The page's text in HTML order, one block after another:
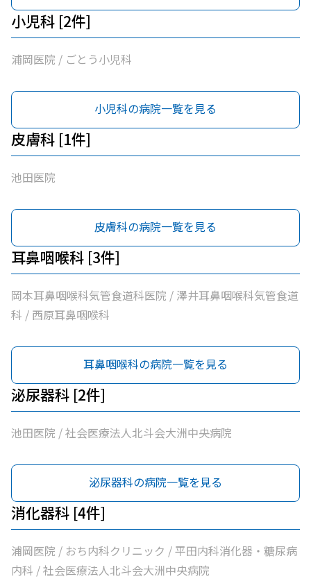
小児科 [2件]
浦岡医院 / ごとう小児科
小児科の病院一覧を見る
皮膚科 [1件]
池田医院
皮膚科の病院一覧を見る
耳鼻咽喉科 [3件]
岡本耳鼻咽喉科気管食道科医院 / 澤井耳鼻咽喉科気管食道
科 / 西原耳鼻咽喉科
耳鼻咽喉科の病院一覧を見る
泌尿器科 [2件]
池田医院 / 社会医療法人北斗会大洲中央病院
泌尿器科の病院一覧を見る
消化器科 [4件]
浦岡医院 / おち内科クリニック / 平田内科消化器・糖尿病
内科 / 社会医療法人北斗会大洲中央病院